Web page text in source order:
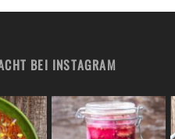
BEI INSTAGRAM